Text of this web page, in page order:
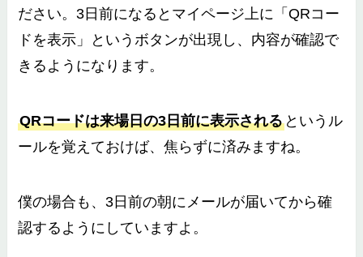
ださい。3日前になるとマイページ上に「QRコー
ドを表示」というボタンが出現し、内容が確認で
きるようになります。
QRコードは来場日の3日前に表示される というル
ールを覚えておけば、焦らずに済みますね。
僕の場合も、3日前の朝にメールが届いてから確
認するようにしていますよ。